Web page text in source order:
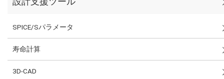
SPICE/Sパラメータ
寿命計算
3D-CAD